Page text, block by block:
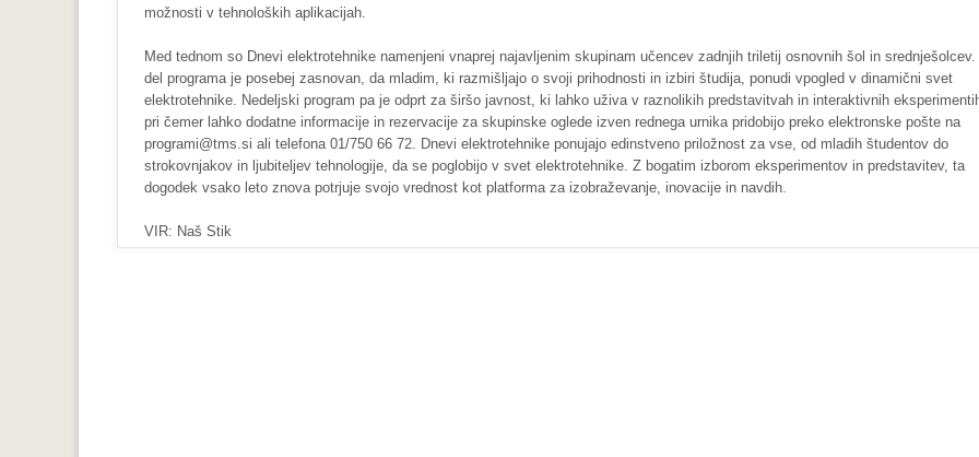
možnosti v tehnoloških aplikacijah.
Med tednom so Dnevi elektrotehnike namenjeni vnaprej najavljenim skupinam učencev zadnjih triletij osnovnih šol in srednješolcev.
del programa je posebej zasnovan, da mladim, ki razmišljajo o svoji prihodnosti in izbiri študija, ponudi vpogled v dinamični svet
elektrotehnike. Nedeljski program pa je odprt za širšo javnost, ki lahko uživa v raznolikih predstavitvah in interaktivnih
pri čemer lahko dodatne informacije in rezervacije za skupinske oglede izven rednega urnika pridobijo preko elektronske pošte na
programi@tms.si ali telefona 01/750 66 72. Dnevi elektrotehnike ponujajo edinstveno priložnost za vse, od mladih študentov do
strokovnjakov in ljubiteljev tehnologije, da se poglobijo v svet elektrotehnike. Z bogatim izborom eksperimentov in predstavitev, ta
dogodek vsako leto znova potrjuje svojo vrednost kot platforma za izobraževanje, inovacije in navdih.
VIR: Naš Stik